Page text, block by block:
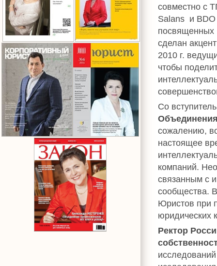
совместно с
Salans и
посвященных
сделан
2010 г.
чтобы
Со
сожалению,
настоящее
компаний.
связанным с
сообщества.
Юристов при
юридических
Ректор